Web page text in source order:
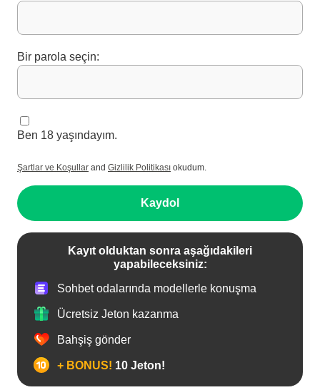
Bir parola seçin:
Ben 18 yaşındayım.
Şartlar ve Koşullar and Gizlilik Politikası okudum.
Kaydol
Kayıt olduktan sonra aşağıdakileri
yapabileceksiniz:
Sohbet odalarında modellerle konuşma
Ücretsiz Jeton kazanma
Bahşiş gönder
+ BONUS! 10 Jeton!